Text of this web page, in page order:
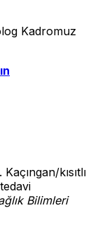
Kadromuz
kısıtlı
Bilimleri